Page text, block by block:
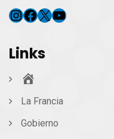
Instagram
Facebook
X YouTube
Links
La Francia
Gobierno